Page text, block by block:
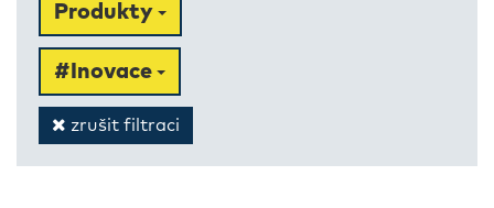
Produkty
#Inovace
zrušit filtraci